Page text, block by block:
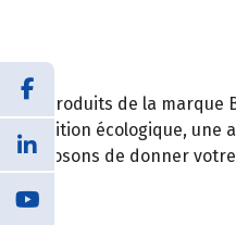
Les produits de la
transition écologique, une
proposons de donner